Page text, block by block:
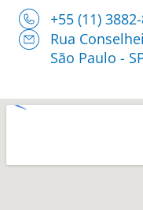
+55 (11)
Rua
São Paulo -